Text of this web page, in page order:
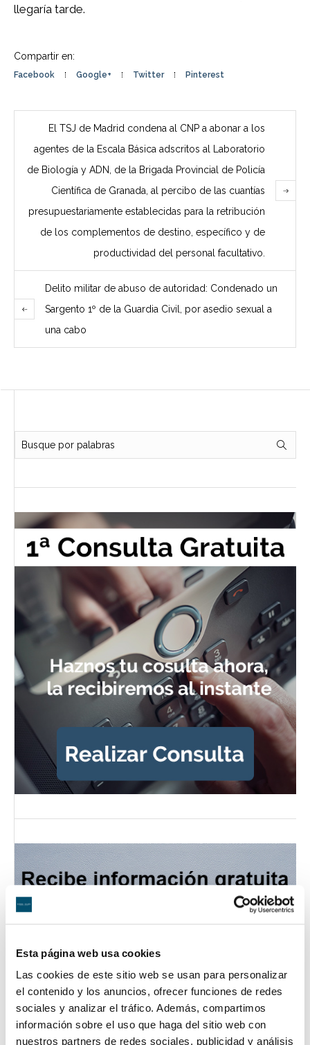
Esta página web usa cookies
Las cookies de este sitio web se usan para personalizar
el contenido y los anuncios, ofrecer funciones de redes
sociales y analizar el tráfico. Además, compartimos
información sobre el uso que haga del sitio web con
nuestros partners de redes sociales, publicidad y análisis
llegaría tarde.
Compartir en:
Facebook Google+ Twitter Pinterest
El TSJ de Madrid condena al CNP a abonar a los
agentes de la Escala Básica adscritos al Laboratorio
de Biología y ADN, de la Brigada Provincial de Policía
Científica de Granada, al percibo de las cuantías
presupuestariamente establecidas para la retribución
de los complementos de destino, específico y de
productividad del personal facultativo.
Delito militar de abuso de autoridad: Condenado un
Sargento 1º de la Guardia Civil, por asedio sexual a
una cabo